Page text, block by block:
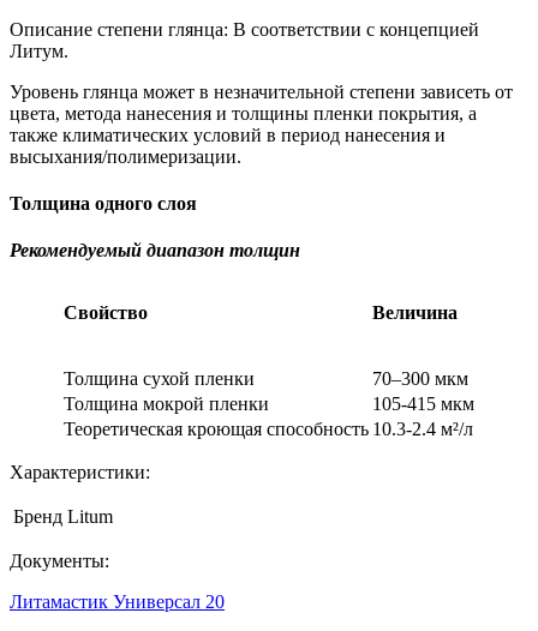
Описание степени глянца: В соответствии с концепцией
Литум.
Уровень глянца может в незначительной степени зависеть от
цвета, метода нанесения и толщины пленки покрытия, а
также климатических условий в период нанесения и
высыхания/полимеризации.
Толщина одного слоя
Рекомендуемый диапазон толщин
Свойство Величина
Толщина сухой пленки
70–300 мкм
Толщина мокрой пленки
105-415 мкм
Теоретическая кроющая способность 10.3-2.4 м²/л
Характеристики:
Бренд Litum
Документы:
Литамастик Универсал 20